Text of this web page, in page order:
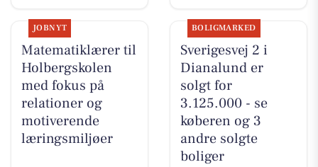
JOBNYT
Matematiklærer til
Holbergskolen
med fokus på
relationer og
motiverende
læringsmiljøer
BOLIGMARKED
Sverigesvej 2 i
Dianalund er
solgt for
3.125.000 - se
køberen og 3
andre solgte
boliger